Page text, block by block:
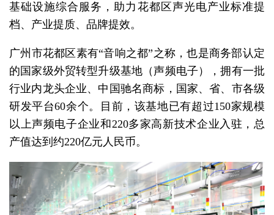
基础设施综合服务，助力花都区声光电产业标准提
档、产业提质、品牌提效。
广州市花都区素有“音响之都”之称，也是商务部认定
的国家级外贸转型升级基地（声频电子），拥有一批
行业内龙头企业、中国驰名商标，国家、省、市各级
研发平台60余个。目前，该基地已有超过150家规模
以上声频电子企业和220多家高新技术企业入驻，总
产值达到约220亿元人民币。